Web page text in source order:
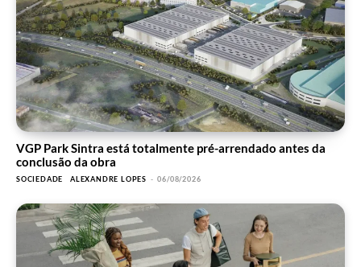
VGP Park Sintra está totalmente pré-arrendado antes da
conclusão da obra
SOCIEDADE ALEXANDRE LOPES - 06/08/2026